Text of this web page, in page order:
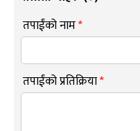
तपाईंको नाम*
तपाईंको प्रतिक्रिया*